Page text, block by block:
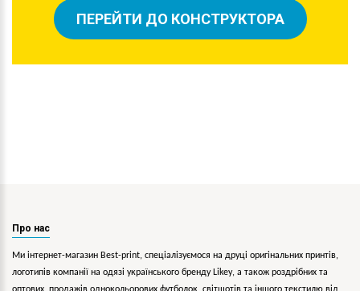
ПЕРЕЙТИ ДО КОНСТРУКТОРА
Про нас
Ми інтернет-магазин Best-print, спеціалізуємося на друці оригінальних принтів,
логотипів компанії на одязі українського бренду Likey, а також роздрібних та